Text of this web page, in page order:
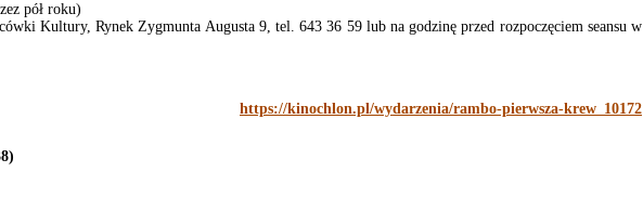
pół roku)
Kultury, Rynek Zygmunta Augusta 9, tel. 643 36 59 lub na godzinę przed rozpoczęciem seansu w
https://kinochlon.pl/wydarzenia/rambo-pierwsza-krew_10172